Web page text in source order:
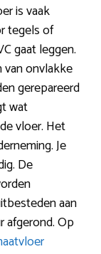
is vaak
tegels of
gaat leggen.
van onvlakke
gerepareerd
wat
vloer. Het
Je
De
aan
afgerond. Op